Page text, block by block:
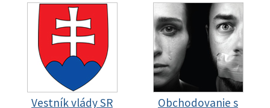
Vestník vlády SR
Obchodovanie s